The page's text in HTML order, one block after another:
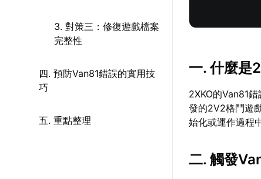
3. 對策三：修復遊戲檔案
完整性
四. 預防Van81錯誤的實用技
巧
五. 重點整理
一. 什麼是
2XKO的Van81
發的2V2格鬥遊
始化或運作過程
二. 觸發